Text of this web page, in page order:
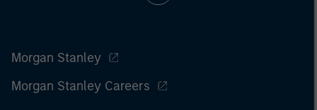
Morgan Stanley
Morgan Stanley Careers